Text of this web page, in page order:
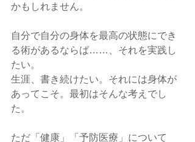
かもしれません。
自分で自分の身体を最高の状態にでき
る術があるならば……、それを実践し
たい。
生涯、書き続けたい。それには身体が
あってこそ。最初はそんな考えでし
た。
ただ「健康」「予防医療」について